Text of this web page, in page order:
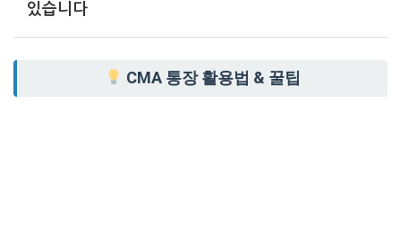
있습니다
CMA 통장 활용법 & 꿀팁